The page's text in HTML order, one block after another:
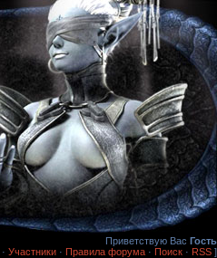
Приветствую Вас Гость
· Участники · Правила форума · Поиск · RSS ]